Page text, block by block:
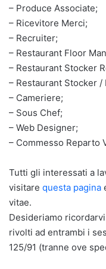
– Produce Associate;
– Ricevitore Merci;
– Recruiter;
– Restaurant Floor
– Restaurant Stocker
– Restaurant Stocker
– Cameriere;
– Sous Chef;
– Web Designer;
– Commesso Reparto
Tutti gli interessati a
visitare questa pagina
vitae.
Desideriamo
rivolti ad entrambi i
125/91 (tranne ove